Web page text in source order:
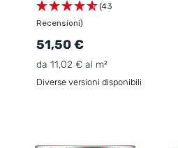
(43
Recensioni)
51,50 €
da 11,02 € al m²
Diverse versioni disponibili